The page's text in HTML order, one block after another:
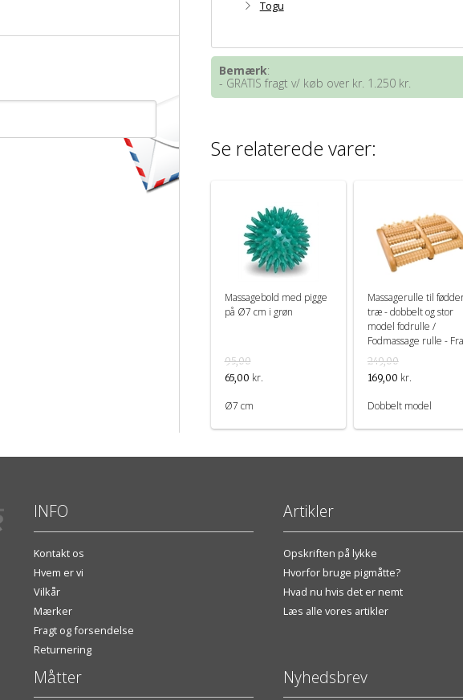
Togu
Bemærk:
- GRATIS fragt v/ køb over kr. 1.250 kr.
Se relaterede varer:
Massagebold med pigge
på Ø7 cm i grøn
95,00
65,00 kr.
Ø7 cm
Massagerulle til
træ - dobbelt og stor
model fodrulle /
Fodmassage rulle - Fra
Croll & Denecke
249,00
169,00 kr.
Dobbelt model
INFO
Kontakt os
Hvem er vi
Vilkår
Mærker
Fragt og forsendelse
Returnering
Måtter
Artikler
Opskriften på lykke
Hvorfor bruge pigmåtte?
Hvad nu hvis det er nemt
Læs alle vores artikler
Nyhedsbrev